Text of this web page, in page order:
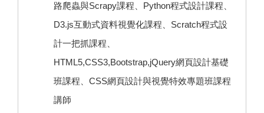
路爬蟲與Scrapy課程、Python程式設計課程、
D3.js互動式資料視覺化課程、Scratch程式設
計一把抓課程、
HTML5,CSS3,Bootstrap,jQuery網頁設計基礎
班課程、CSS網頁設計與視覺特效專題班課程
講師